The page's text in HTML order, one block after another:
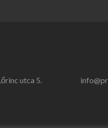
utca 5.